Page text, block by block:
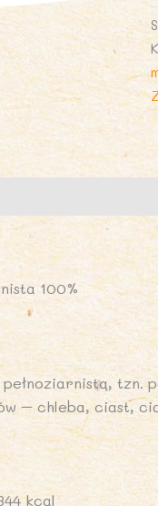
1
100%
tzn.
– chleba, ciast,
kcal